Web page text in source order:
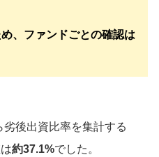
、ファンドごとの確認は
後出資比率を集計する
約37.1%でした。